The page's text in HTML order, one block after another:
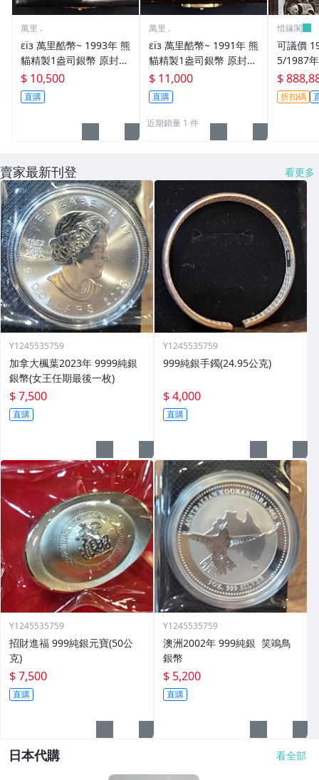
萬里 .
εїз 萬里酷幣~ 1993年 熊
貓精製1盎司銀幣 原封包
+稀有原盒書 熊貓銀幣
$ 10,500
直購
萬里 .
εїз 萬里酷幣~ 1991年 熊
貓精製1盎司銀幣 原封包
+稀有原盒書 熊貓銀幣
$ 11,000
直購
近期銷量 1 件
惜緣閣
可議價
5/1987
銀幣龍
69 U 【
手】-
$
折扣碼
賣家最新刊登 看更多
Y1245535759
加拿大楓葉2023年 9999純銀
銀幣(女王任期最後一枚)
$ 7,500
直購
Y1245535759
999純銀手鐲(24.95公克)
$ 4,000
直購
Y1245535759
招財進福 999純銀元寶(50公
克)
$ 7,500
直購
Y1245535759
澳洲2002年 999純銀 笑鴗鳥
銀幣
$ 5,200
直購
日本代購 看全部